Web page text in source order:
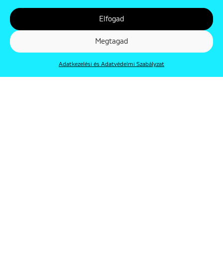
Elfogad
Megtagad
Adatkezelési és Adatvédelmi Szabályzat